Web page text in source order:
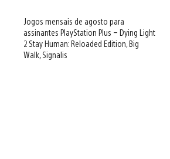
Jogos mensais de agosto para
assinantes PlayStation Plus – Dying Light
2 Stay Human: Reloaded Edition, Big
Walk, Signalis